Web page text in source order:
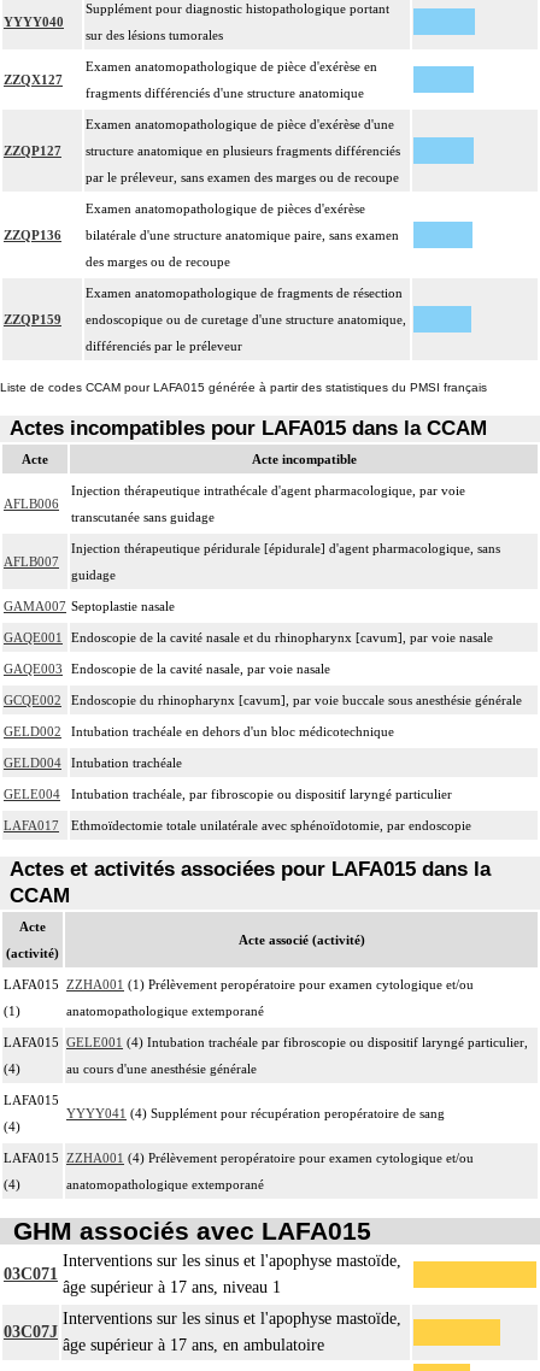
YYYY040
Supplément pour diagnostic histopathologique portant
sur des lésions tumorales
ZZQX127
Examen anatomopathologique de pièce d'exérèse en
fragments différenciés d'une structure anatomique
ZZQP127
Examen anatomopathologique de pièce d'exérèse d'une
structure anatomique en plusieurs fragments différenciés
par le préleveur, sans examen des marges ou de recoupe
ZZQP136
Examen anatomopathologique de pièces d'exérèse
bilatérale d'une structure anatomique paire, sans examen
des marges ou de recoupe
ZZQP159
Examen anatomopathologique de fragments de résection
endoscopique ou de curetage d'une structure anatomique,
différenciés par le préleveur
Liste de codes CCAM pour LAFA015 générée à partir des statistiques du PMSI français
Actes incompatibles pour LAFA015 dans la CCAM
Acte Acte incompatible
AFLB006
Injection thérapeutique intrathécale d'agent pharmacologique, par voie
transcutanée sans guidage
AFLB007
Injection thérapeutique péridurale [épidurale] d'agent pharmacologique, sans
guidage
GAMA007 Septoplastie nasale
GAQE001 Endoscopie de la cavité nasale et du rhinopharynx [cavum], par voie nasale
GAQE003 Endoscopie de la cavité nasale, par voie nasale
GCQE002 Endoscopie du rhinopharynx [cavum], par voie buccale sous anesthésie générale
GELD002 Intubation trachéale en dehors d'un bloc médicotechnique
GELD004 Intubation trachéale
GELE004 Intubation trachéale, par fibroscopie ou dispositif laryngé particulier
LAFA017 Ethmoïdectomie totale unilatérale avec sphénoïdotomie, par endoscopie
Actes et activités associées pour LAFA015 dans la
CCAM
Acte
(activité)
Acte associé (activité)
LAFA015
(1)
ZZHA001 (1) Prélèvement peropératoire pour examen cytologique et/ou
anatomopathologique extemporané
LAFA015
(4)
GELE001 (4) Intubation trachéale par fibroscopie ou dispositif laryngé particulier,
au cours d'une anesthésie générale
LAFA015
(4)
YYYY041 (4) Supplément pour récupération peropératoire de sang
LAFA015
(4)
ZZHA001 (4) Prélèvement peropératoire pour examen cytologique et/ou
anatomopathologique extemporané
GHM associés avec LAFA015
03C071
Interventions sur les sinus et l'apophyse mastoïde,
âge supérieur à 17 ans, niveau 1
03C07J
Interventions sur les sinus et l'apophyse mastoïde,
âge supérieur à 17 ans, en ambulatoire